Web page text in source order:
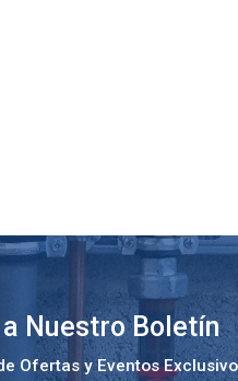
Nuestro Boletín
Ofertas y Eventos